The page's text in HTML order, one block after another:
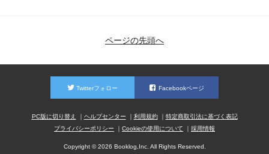
ページの先頭へ
Twitterフォロー Facebookページ
PC版に切り替え ヘルプセンター 利用規約
特定商取引法に基づく表記
プライバシーポリシー
Cookieの使用について 採用情報
Copyright © 2026 Booklog,Inc. All Rights Reserved.